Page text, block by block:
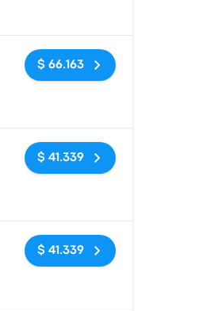
Sin etiquetas
$ 66.163
Sin etiquetas
$ 41.339
Sin etiquetas
$ 41.339